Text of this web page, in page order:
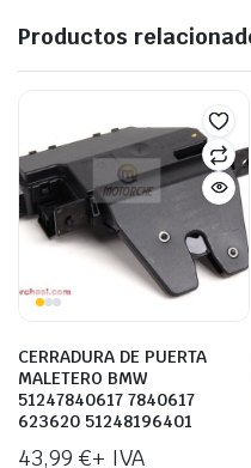
Productos
CERRADURA DE PUERTA
MALETERO BMW
51247840617 7840617
623620 51248196401
43,99 €+ IVA